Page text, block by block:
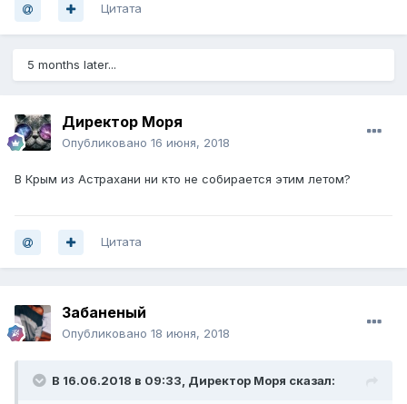
Цитата
5 months later...
Директор Моря
Опубликовано 16 июня, 2018
В Крым из Астрахани ни кто не собирается этим летом?
Цитата
Забаненый
Опубликовано 18 июня, 2018
В 16.06.2018 в 09:33, Директор Моря сказал: